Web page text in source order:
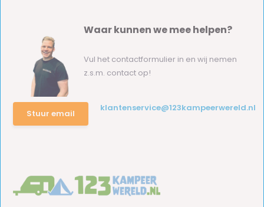
Waar kunnen we mee helpen?
Vul het contactformulier in en wij nemen
z.s.m. contact op!
Stuur email
klantenservice@123kampeerwereld.nl